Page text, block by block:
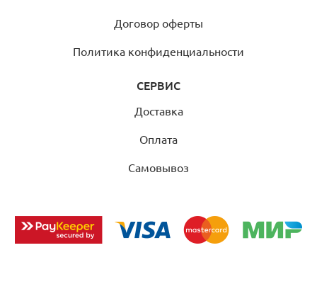
Договор оферты
Политика конфиденциальности
СЕРВИС
Доставка
Оплата
Самовывоз